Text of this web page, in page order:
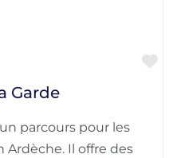
Garde
parcours pour les
Ardèche. Il offre des